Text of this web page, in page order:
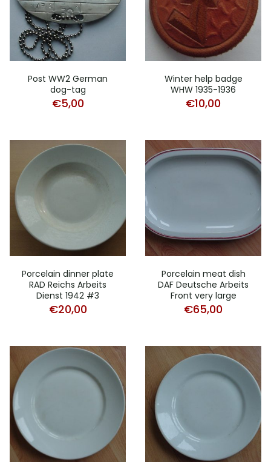
Post WW2 German
dog-tag
€5,00
Winter help badge
WHW 1935-1936
€10,00
Porcelain dinner plate
RAD Reichs Arbeits
Dienst 1942 #3
€20,00
Porcelain meat dish
DAF Deutsche Arbeits
Front very large
€65,00